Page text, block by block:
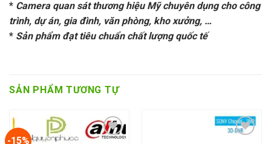
* Camera quan sát thương hiệu Mỹ chuyên dụng cho công
trình, dự án, gia đình, văn phòng, kho xưởng, …
* Sản phẩm đạt tiêu chuẩn chất lượng quốc tế
SẢN PHẨM TƯƠNG TỰ
-15%